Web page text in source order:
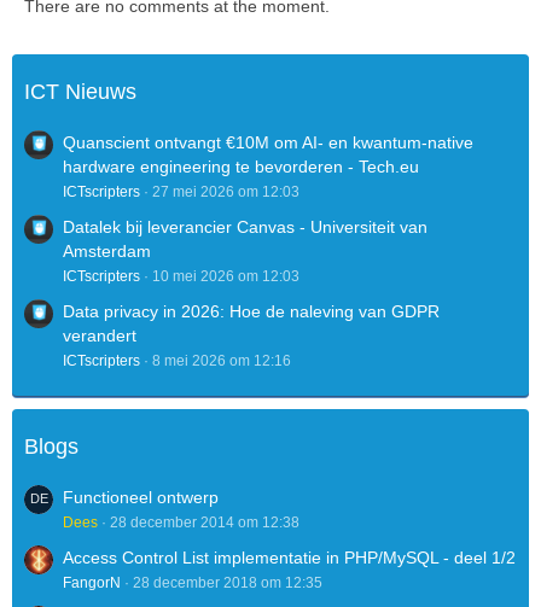
There are no comments at the moment.
ICT Nieuws
Quanscient ontvangt €10M om AI- en kwantum-native
hardware engineering te bevorderen - Tech.eu
ICTscripters 27 mei 2026 om 12:03
Datalek bij leverancier Canvas - Universiteit van
Amsterdam
ICTscripters 10 mei 2026 om 12:03
Data privacy in 2026: Hoe de naleving van GDPR
verandert
ICTscripters 8 mei 2026 om 12:16
Blogs
Functioneel ontwerp
Dees 28 december 2014 om 12:38
Access Control List implementatie in PHP/MySQL - deel 1/2
FangorN 28 december 2018 om 12:35